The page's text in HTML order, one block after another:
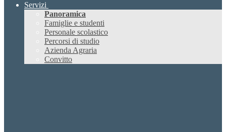
Servizi
Panoramica
Famiglie e studenti
Personale scolastico
Percorsi di studio
Azienda Agraria
Convitto